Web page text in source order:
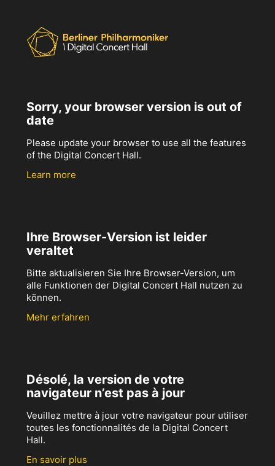
Sorry, your browser version is out of
date
Please update your browser to use all the features
of the Digital Concert Hall.
Learn more
Ihre Browser-Version ist leider
veraltet
Bitte aktualisieren Sie Ihre Browser-Version, um
alle Funktionen der Digital Concert Hall nutzen zu
können.
Mehr erfahren
Désolé, la version de votre
navigateur n’est pas à jour
Veuillez mettre à jour votre navigateur pour utiliser
toutes les fonctionnalités de la Digital Concert
Hall.
En savoir plus